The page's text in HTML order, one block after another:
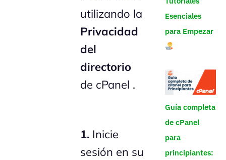
utilizando la
Privacidad
del
directorio
de cPanel .
1. Inicie
sesión en su
Esenciales
para Empezar
Guía completa
de cPanel
para
principiantes: